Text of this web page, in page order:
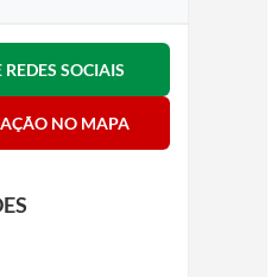
REDES SOCIAIS
NO MAPA